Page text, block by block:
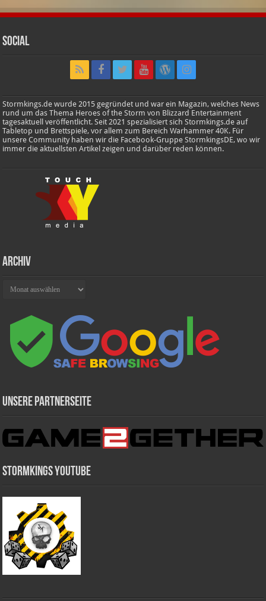
Social
Stormkings.de wurde 2015 gegründet und war ein Magazin, welches News
rund um das Thema Heroes of the Storm von Blizzard Entertainment
tagesaktuell veröffentlicht. Seit 2021 spezialisiert sich Stormkings.de auf
Tabletop und Brettspiele, vor allem zum Bereich Warhammer 40K. Für
unsere Community haben wir die Facebook-Gruppe StormkingsDE, wo wir
immer die aktuellsten Artikel zeigen und darüber reden können.
Archiv
Unsere Partnerseite
Stormkings Youtube